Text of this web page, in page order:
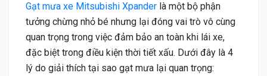
Gạt mưa xe Mitsubishi Xpander là một bộ phận
tưởng chừng nhỏ bé nhưng lại đóng vai trò vô cùng
quan trọng trong việc đảm bảo an toàn khi lái xe,
đặc biệt trong điều kiện thời tiết xấu. Dưới đây là 4
lý do giải thích tại sao gạt mưa lại quan trọng: